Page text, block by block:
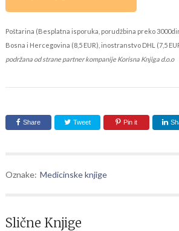
Poštarina (Besplatna isporuka, porudžbina preko
Bosna i Hercegovina (8,5 EUR), inostranstvo DHL (7,5
podržana od strane partner kompanije Korisna Knjiga d.o.o
Share Tweet Pin it
Oznake: Medicinske knjige
Slične Knjige